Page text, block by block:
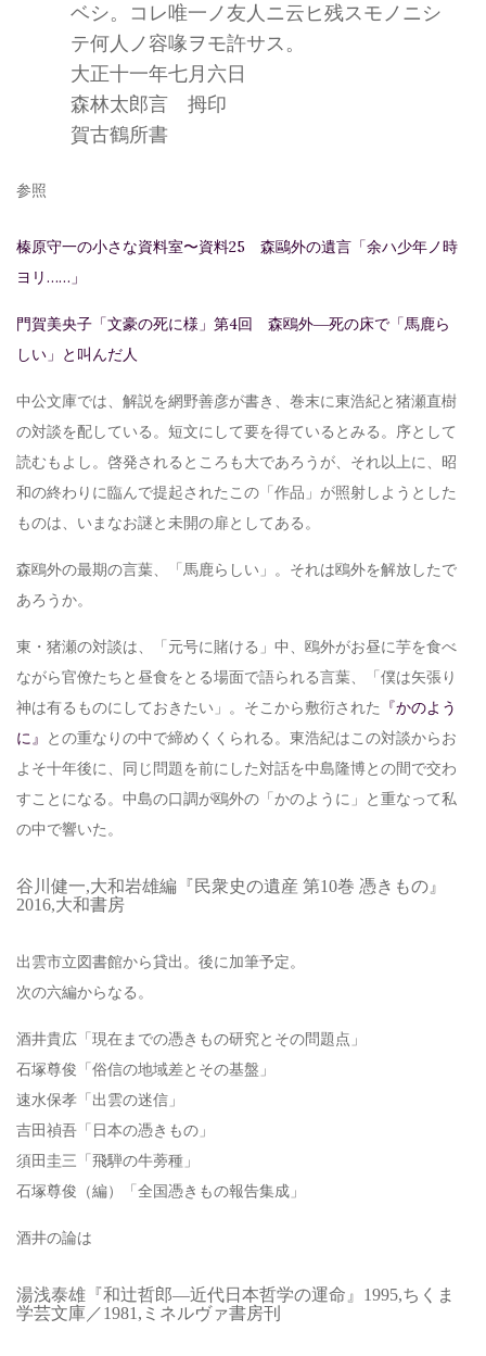
ベシ。コレ唯一ノ友人ニ云ヒ残スモノニシ
テ何人ノ容喙ヲモ許サス。
大正十一年七月六日
森林太郎言 拇印
賀古鶴所書
参照
榛原守一の小さな資料室〜資料25 森鷗外の遺言「余ハ少年ノ時
ヨリ……」
門賀美央子「文豪の死に様」第4回 森鴎外―死の床で「馬鹿ら
しい」と叫んだ人
中公文庫では、解説を網野善彦が書き、巻末に東浩紀と猪瀬直樹
の対談を配している。短文にして要を得ているとみる。序として
読むもよし。啓発されるところも大であろうが、それ以上に、昭
和の終わりに臨んで提起されたこの「作品」が照射しようとした
ものは、いまなお謎と未開の扉としてある。
森鴎外の最期の言葉、「馬鹿らしい」。それは鴎外を解放したで
あろうか。
東・猪瀬の対談は、「元号に賭ける」中、鴎外がお昼に芋を食べ
ながら官僚たちと昼食をとる場面で語られる言葉、「僕は矢張り
神は有るものにしておきたい」。そこから敷衍された 『かのよう
に』 との重なりの中で締めくくられる。東浩紀はこの対談からお
よそ十年後に、同じ問題を前にした対話を中島隆博との間で交わ
すことになる。中島の口調が鴎外の「かのように」と重なって私
の中で響いた。
谷川健一,大和岩雄編『民衆史の遺産 第10巻 憑きもの』
2016,大和書房
出雲市立図書館から貸出。後に加筆予定。
次の六編からなる。
酒井貴広「現在までの憑きもの研究とその問題点」
石塚尊俊「俗信の地域差とその基盤」
速水保孝「出雲の迷信」
吉田禎吾「日本の憑きもの」
須田圭三「飛騨の牛蒡種」
石塚尊俊（編）「全国憑きもの報告集成」
酒井の論は
湯浅泰雄『和辻哲郎—近代日本哲学の運命』1995,ちくま
学芸文庫／1981,ミネルヴァ書房刊